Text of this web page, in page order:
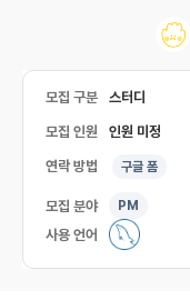
모집 구분 스터디
모집 인원 인원 미정
연락 방법 구글 폼
모집 분야 PM
사용 언어